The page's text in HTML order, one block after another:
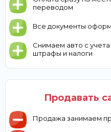
переводом
Все документы
Снимаем авто с
штрафы и налоги
Продавать
Продажа занимаем